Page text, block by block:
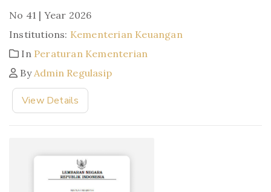
No 41 | Year 2026
Institutions: Kementerian Keuangan
In Peraturan Kementerian
ByAdmin Regulasip
View Details